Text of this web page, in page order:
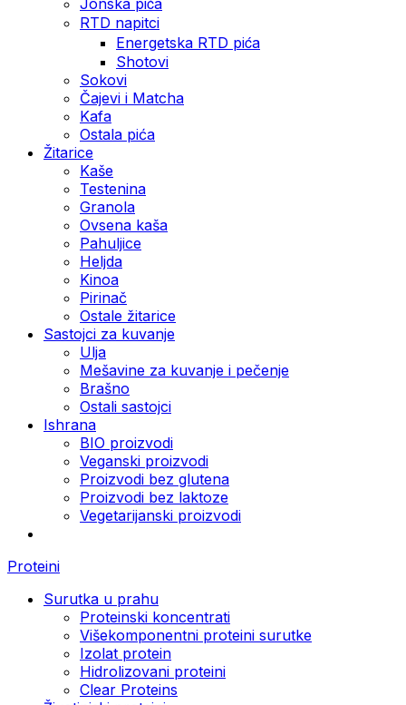
RTD napitci
Energetska RTD pića
Shotovi
Sokovi
Čajevi i Matcha
Kafa
Ostala pića
Žitarice
Kaše
Testenina
Granola
Ovsena kaša
Pahuljice
Heljda
Kinoa
Pirinač
Ostale žitarice
Sastojci za kuvanje
Ulja
Mešavine za kuvanje i pečenje
Brašno
Ostali sastojci
Ishrana
BIO proizvodi
Veganski proizvodi
Proizvodi bez glutena
Proizvodi bez laktoze
Vegetarijanski proizvodi
Proteini
Surutka u prahu
Proteinski koncentrati
Višekomponentni proteini surutke
Izolat protein
Hidrolizovani proteini
Clear Proteins